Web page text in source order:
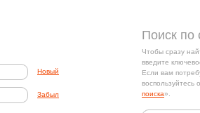
Новый
Забыл
Поиск по
Чтобы сразу
введите
Если вам
воспользуйтесь
поиска».